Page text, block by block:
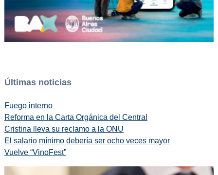
Últimas noticias
Fuego interno
Reforma en la Carta Orgánica del Central
Cristina lleva su reclamo a la ONU
El salario mínimo debería ser ocho veces mayor
Vuelve “VinoFest”